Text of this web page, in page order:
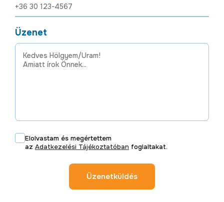
Üzenet
Elolvastam és megértettem
az Adatkezelési Tájékoztatóban foglaltakat.
Üzenetküldés